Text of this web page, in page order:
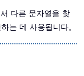
다른 문자열을 찾
는 데 사용됩니다。